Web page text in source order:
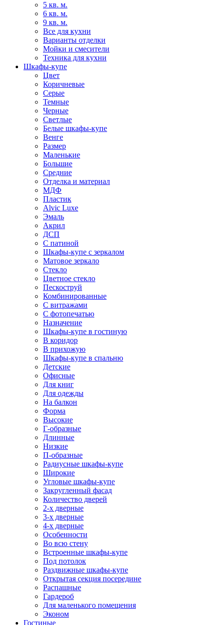
5 кв. м.
6 кв. м.
9 кв. м.
Все для кухни
Варианты отделки
Мойки и смесители
Техника для кухни
Шкафы-купе
Цвет
Коричневые
Серые
Темные
Черные
Светлые
Белые шкафы-купе
Венге
Размер
Маленькие
Большие
Средние
Отделка и материал
МДФ
Пластик
Alvic Luxe
Эмаль
Акрил
ДСП
С патиной
Шкафы-купе с зеркалом
Матовое зеркало
Стекло
Цветное стекло
Пескоструй
Комбинированные
С витражами
С фотопечатью
Назначение
Шкафы-купе в гостиную
В коридор
В прихожую
Шкафы-купе в спальню
Детские
Офисные
Для книг
Для одежды
На балкон
Форма
Высокие
Г-образные
Длинные
Низкие
П-образные
Радиусные шкафы-купе
Широкие
Угловые шкафы-купе
Закругленный фасад
Количество дверей
2-х дверные
3-х дверные
4-х дверные
Особенности
Во всю стену
Встроенные шкафы-купе
Под потолок
Раздвижные шкафы-купе
Открытая секция посередине
Распашные
Гардероб
Для маленького помещения
Эконом
Гостиные